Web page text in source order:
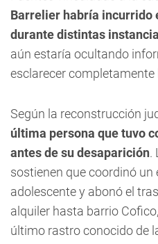
Barrelier habría incurrido
durante distintas
aún estaría ocultando
esclarecer completamente
Según la reconstrucción
última persona que tuvo
antes de su desaparición.
sostienen que coordinó un
adolescente y abonó el
alquiler hasta barrio
último rastro conocido de